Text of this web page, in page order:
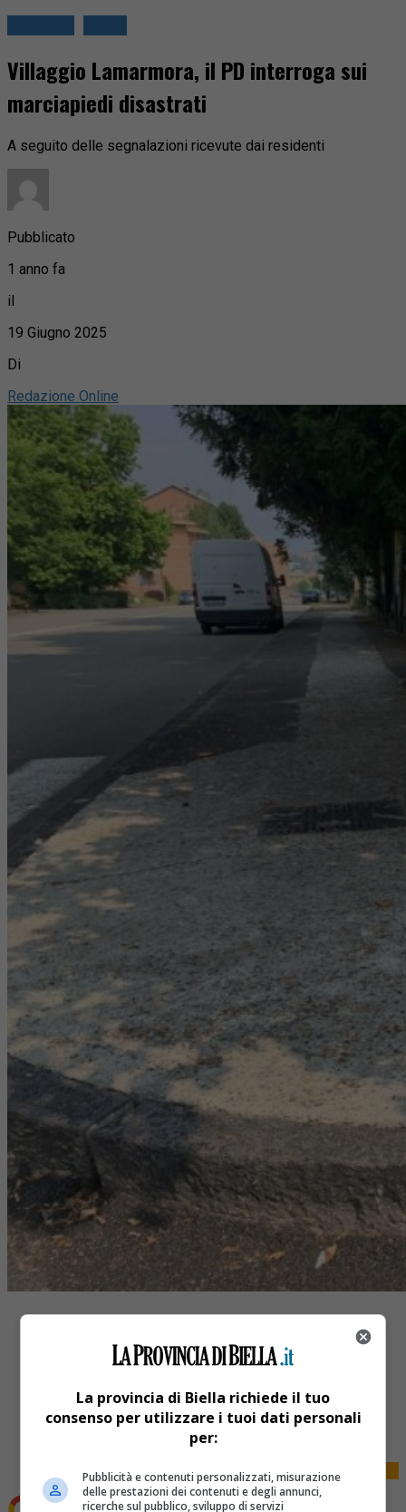
Villaggio Lamarmora, il PD interroga sui
marciapiedi disastrati
A seguito delle segnalazioni ricevute dai residenti
Pubblicato
1 anno fa
il
19 Giugno 2025
Di
Redazione Online
Share
Tweet
La provincia di Biella richiede il tuo
consenso per utilizzare i tuoi dati personali
per:
Pubblicità e contenuti personalizzati, misurazione
delle prestazioni dei contenuti e degli annunci,
ricerche sul pubblico, sviluppo di servizi